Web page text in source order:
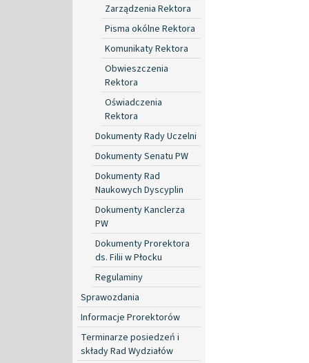
Zarządzenia Rektora
Pisma okólne Rektora
Komunikaty Rektora
Obwieszczenia
Rektora
Oświadczenia
Rektora
Dokumenty Rady Uczelni
Dokumenty Senatu PW
Dokumenty Rad
Naukowych Dyscyplin
Dokumenty Kanclerza
PW
Dokumenty Prorektora
ds. Filii w Płocku
Regulaminy
Sprawozdania
Informacje Prorektorów
Terminarze posiedzeń i
składy Rad Wydziałów